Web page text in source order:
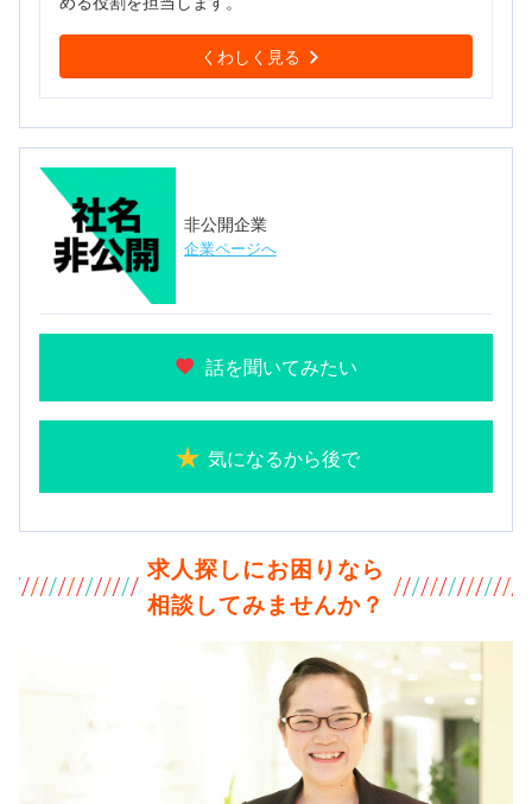
くわしく見る
非公開企業
企業ページへ
話を聞いてみたい
気になるから後で
求人探しにお困りなら
相談してみませんか？